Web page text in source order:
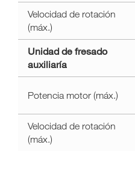
Velocidad de rotación
(máx.)
Unidad de fresado
auxiliaría
Potencia motor (máx.)
Velocidad de rotación
(máx.)